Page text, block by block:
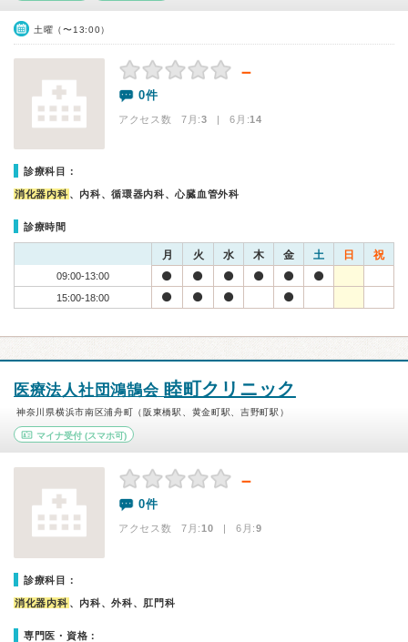
土曜（〜13:00）
－
0件
アクセス数 7月:3 | 6月:14
診療科目：
消化器内科 、内科、循環器内科、心臓血管外科
診療時間
月 火 水 木 金 土 日 祝
09:00-13:00
15:00-18:00
医療法人社団鴻鵠会 睦町クリニック
神奈川県横浜市南区浦舟町（阪東橋駅、黄金町駅、吉野町駅）
マイナ受付 (スマホ可)
－
0件
アクセス数 7月:10 | 6月:9
診療科目：
消化器内科 、内科、外科、肛門科
専門医・資格：